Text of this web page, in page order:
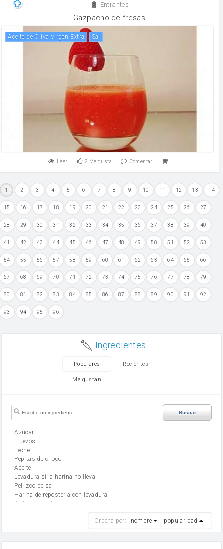
Entrantes
Gazpacho de fresas
Aceite de Oliva Virgen Extra sal
Leer 2 Me gusta Comentar
1 2 3 4 5 6 7 8 9 10 11 12 13 14
15 16 17 18 19 20 21 22 23 24 25 26 27
28 29 30 31 32 33 34 35 36 37 38 39 40
41 42 43 44 45 46 47 48 49 50 51 52 53
54 55 56 57 58 59 60 61 62 63 64 65 66
67 68 69 70 71 72 73 74 75 76 77 78 79
80 81 82 83 84 85 86 87 88 89 90 91 92
93 94 95 96
Ingredientes
Populares Recientes
Me gustan
Buscar
Azúcar
huevos
leche
Pepitas de choco
aceite
Levadura si la harina no lleva
Pellizco de sal
Harina de reposteria con levadura
Azúcar avainillado
mantequilla
Ordena por: nombre popularidad